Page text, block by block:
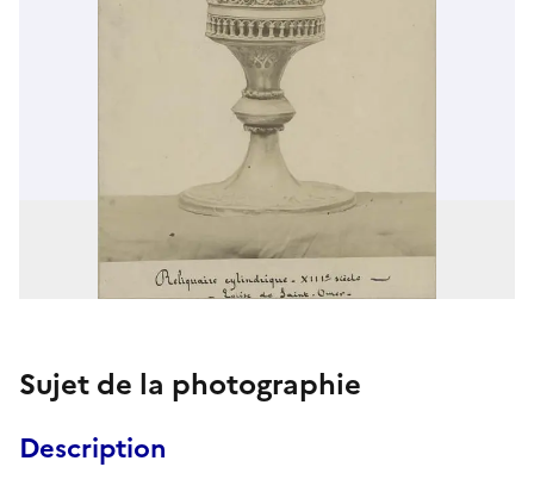
Sujet de la photographie
Description